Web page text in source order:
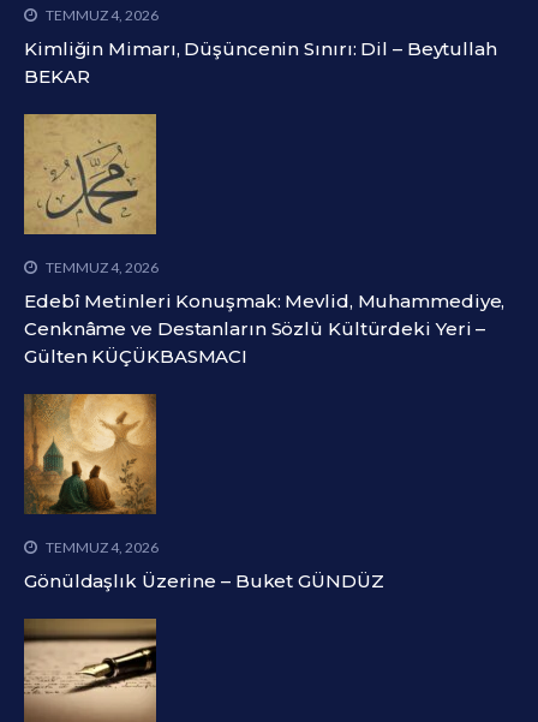
TEMMUZ 4, 2026
Kimliğin Mimarı, Düşüncenin Sınırı: Dil – Beytullah
BEKAR
TEMMUZ 4, 2026
Edebî Metinleri Konuşmak: Mevlid, Muhammediye,
Cenknâme ve Destanların Sözlü Kültürdeki Yeri –
Gülten KÜÇÜKBASMACI
TEMMUZ 4, 2026
Gönüldaşlık Üzerine – Buket GÜNDÜZ